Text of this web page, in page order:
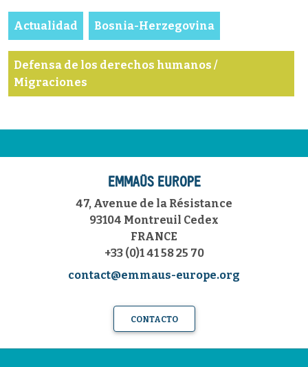
Actualidad Bosnia-Herzegovina
Defensa de los derechos humanos /
Migraciones
EMMAÜS EUROPE
47, Avenue de la Résistance
93104 Montreuil Cedex
FRANCE
+33 (0)1 41 58 25 70
contact@emmaus-europe.org
CONTACTO